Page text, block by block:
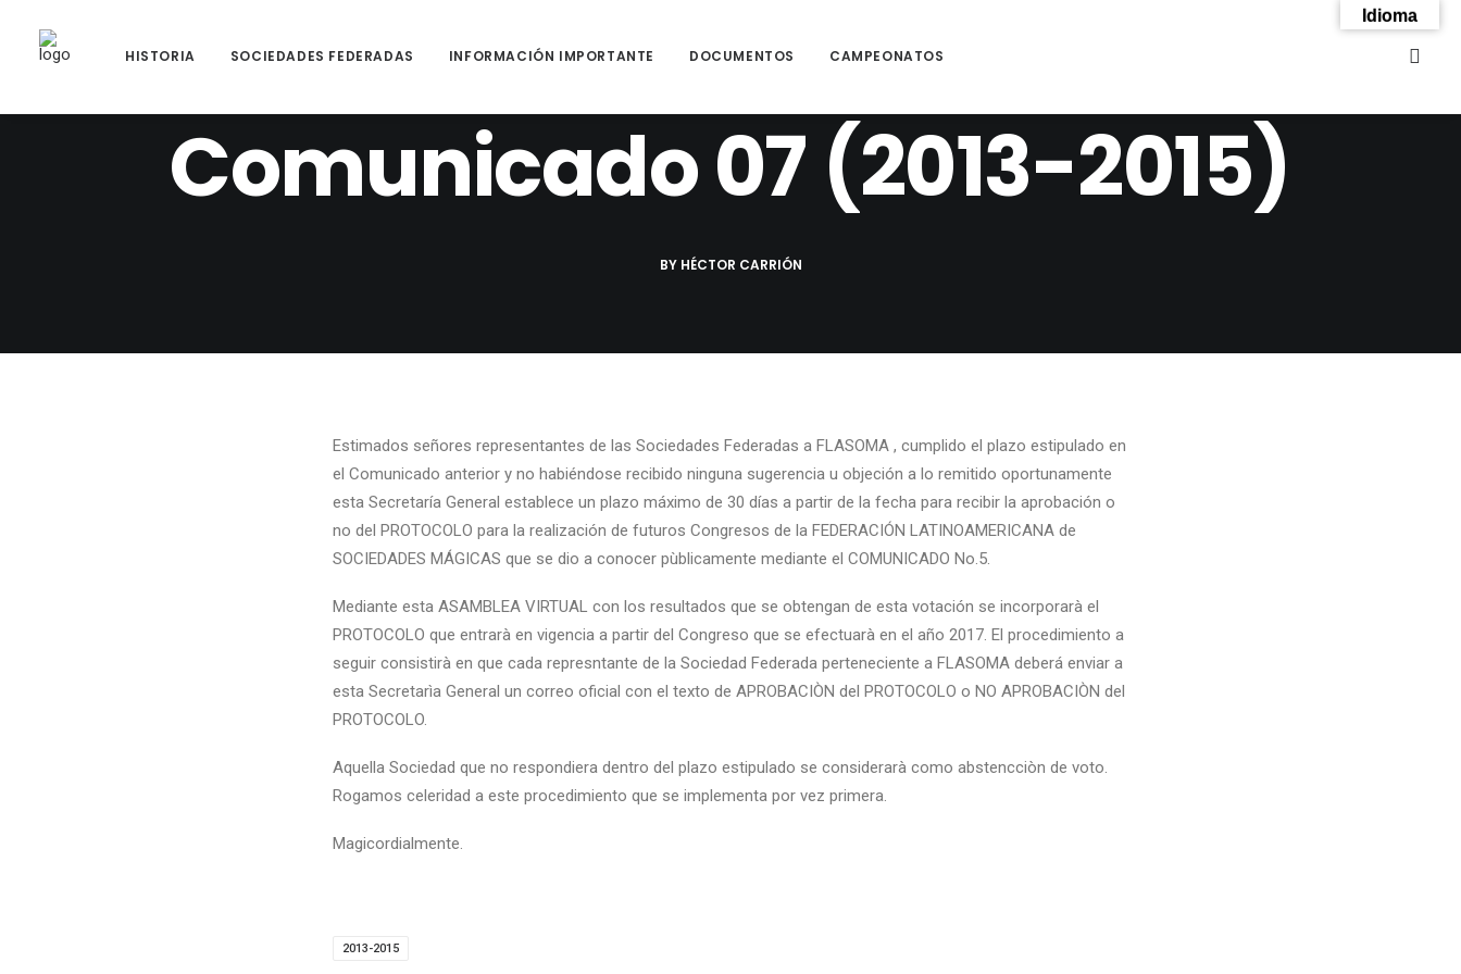
HISTORIA SOCIEDADES FEDERADAS INFORMACIÓN IMPORTANTE DOCUMENTOS
CAMPEONATOS
Comunicado 07 (2013-2015)
BY HÉCTOR CARRIÓN
Estimados señores representantes de las Sociedades Federadas a FLASOMA , cumplido el plazo estipulado en
el Comunicado anterior y no habiéndose recibido ninguna sugerencia u objeción a lo remitido oportunamente
esta Secretaría General establece un plazo máximo de 30 días a partir de la fecha para recibir la aprobación o
no del PROTOCOLO para la realización de futuros Congresos de la FEDERACIÓN LATINOAMERICANA de
SOCIEDADES MÁGICAS que se dio a conocer pùblicamente mediante el COMUNICADO No.5.
Mediante esta ASAMBLEA VIRTUAL con los resultados que se obtengan de esta votación se incorporarà el
PROTOCOLO que entrarà en vigencia a partir del Congreso que se efectuarà en el año 2017. El procedimiento a
seguir consistirà en que cada represntante de la Sociedad Federada perteneciente a FLASOMA deberá enviar a
esta Secretarìa General un correo oficial con el texto de APROBACIÒN del PROTOCOLO o NO APROBACIÒN del
PROTOCOLO.
Aquella Sociedad que no respondiera dentro del plazo estipulado se considerarà como abstencciòn de voto.
Rogamos celeridad a este procedimiento que se implementa por vez primera.
Magicordialmente.
2013-2015
Idioma